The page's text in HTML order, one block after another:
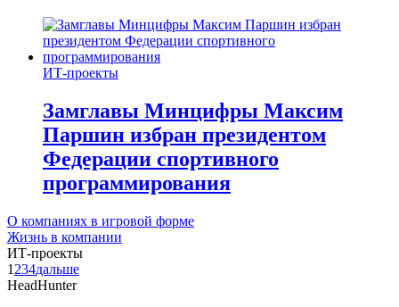
ИТ-проекты
Замглавы Минцифры Максим
Паршин избран президентом
Федерации спортивного
программирования
О компаниях в игровой форме
Жизнь в компании
ИТ-проекты
1 234дальше
HeadHunter